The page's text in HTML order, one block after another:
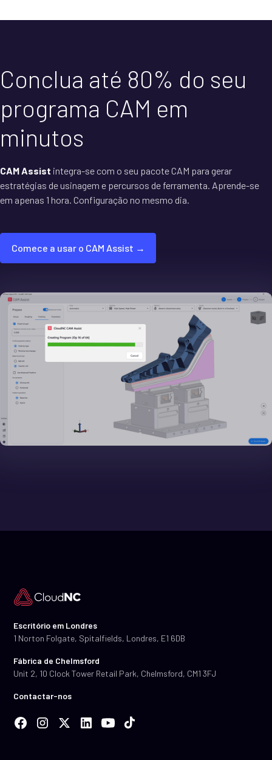
Conclua até 80% do seu
programa CAM em
minutos
CAM Assist integra-se com o seu pacote CAM para gerar
estratégias de usinagem e percursos de ferramenta. Aprende-se
em apenas 1 hora. Configuração no mesmo dia.
Comece a usar o CAM Assist →
Escritório em Londres
1 Norton Folgate, Spitalfields, Londres, E1 6DB
Fábrica de Chelmsford
Unit 2, 10 Clock Tower Retail Park, Chelmsford, CM1 3FJ
Contactar-nos